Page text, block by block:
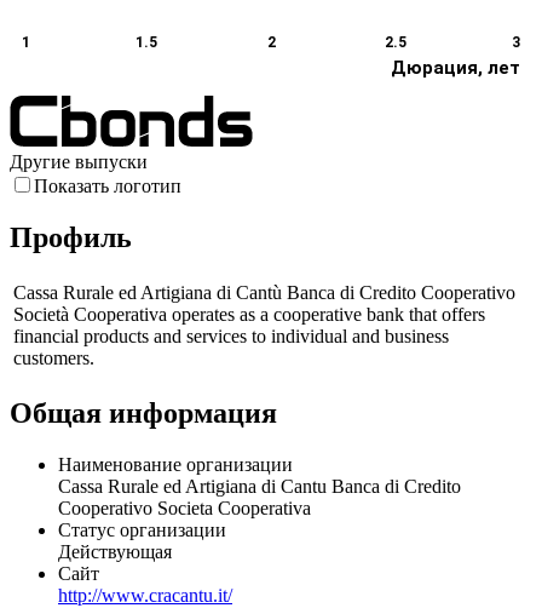
Дюрация, лет
1 1.5 2 2.5 3
Другие выпуски
Показать логотип
Профиль
Cassa Rurale ed Artigiana di Cantù Banca di Credito Cooperativo
Società Cooperativa operates as a cooperative bank that offers
financial products and services to individual and business
customers.
Общая информация
Наименование организации
Cassa Rurale ed Artigiana di Cantu Banca di Credito
Cooperativo Societa Cooperativa
Статус организации
Действующая
Сайт
http://www.cracantu.it/